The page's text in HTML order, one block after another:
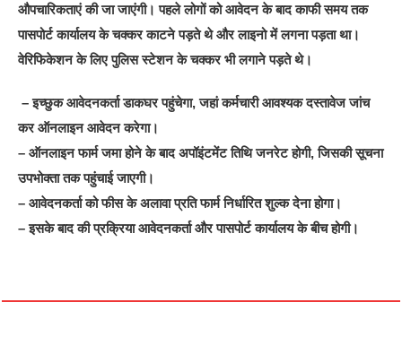
औपचारिकताएं की जा जाएंगी। पहले लोगों को आवेदन के बाद काफी समय तक
पासपोर्ट कार्यालय के चक्कर काटने पड़ते थे और लाइनो में लगना पड़ता था।
वेरिफिकेशन के लिए पुलिस स्टेशन के चक्कर भी लगाने पड़ते थे।
– इच्छुक आवेदनकर्ता डाकघर पहुंचेगा, जहां कर्मचारी आवश्यक दस्तावेज जांच
कर ऑनलाइन आवेदन करेगा।
– ऑनलाइन फार्म जमा होने के बाद अपॉइंटमेंट तिथि जनरेट होगी, जिसकी सूचना
उपभोक्ता तक पहुंचाई जाएगी।
– आवेदनकर्ता को फीस के अलावा प्रति फार्म निर्धारित शुल्क देना होगा।
– इसके बाद की प्रक्रिया आवेदनकर्ता और पासपोर्ट कार्यालय के बीच होगी।